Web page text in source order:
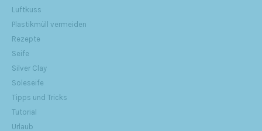
Luftkuss
Plastikmüll vermeiden
Rezepte
Seife
Silver Clay
Soleseife
Tipps und Tricks
Tutorial
Urlaub